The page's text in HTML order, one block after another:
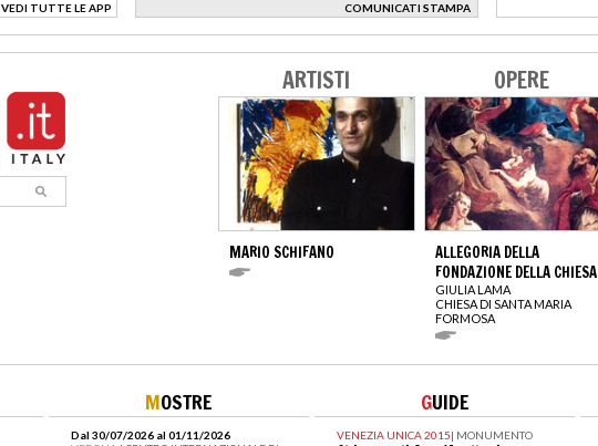
VEDI TUTTE LE APP
>
COMUNICATI STAMPA
>
ARTISTI
MARIO SCHIFANO
OPERE
ALLEGORIA DELLA
FONDAZIONE DELLA CHIESA
GIULIA LAMA
CHIESA DI SANTA MARIA
FORMOSA
MOSTRE
Dal 30/07/2026 al 01/11/2026
GUIDE
VENEZIA UNICA 2015| MONUMENTO